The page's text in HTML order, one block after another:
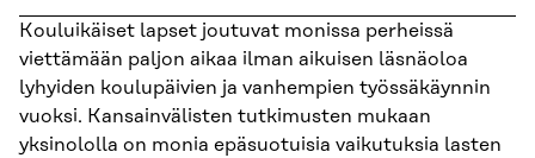
Kouluikäiset lapset joutuvat monissa perheissä
viettämään paljon aikaa ilman aikuisen läsnäoloa
lyhyiden koulupäivien ja vanhempien työssäkäynnin
vuoksi. Kansainvälisten tutkimusten mukaan
yksinololla on monia epäsuotuisia vaikutuksia lasten